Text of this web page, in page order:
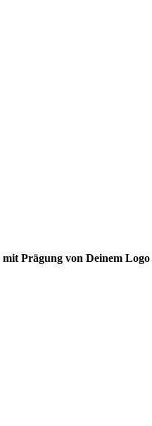
mit Prägung von Deinem Logo